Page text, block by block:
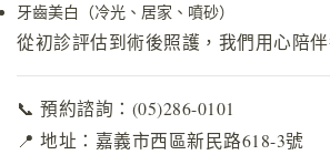
牙齒美白（冷光、居家、噴砂）
從初診評估到術後照護，我們用心陪
📞 預約諮詢：(05)286-0101
📍 地址：嘉義市西區新民路618-3號